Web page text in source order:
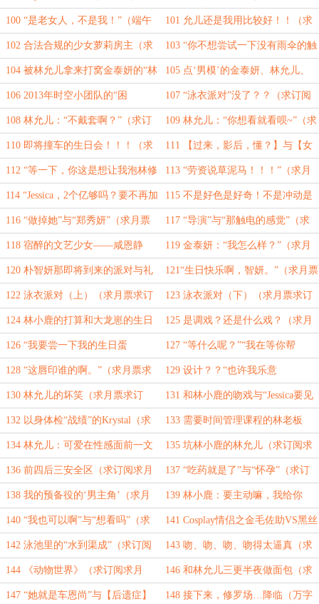
票）
100 “是老女人，不是我！”（端午
安康）
101 允儿还是我用比较好！！（求
月票求订阅）
102 合法合规的少女萝莉房主（求
月票）
103 “你不想尝试一下没有雨伞的触
觉吗？”（求月票）
104 被林允儿拿来打窝金泰妍的“林
修远”（求月票）
105 点‘男模’的金泰妍、林允儿、
李居丽、大龙崽（求订阅求月票）
106 2013年时空小团队的“困
扰”（求订阅求月票）
107 “泳衣派对”没了？？（求订阅
求月票）
108 林允儿：“不戴套啊？”（求订
阅求月票）
109 林允儿：“你想看就看呗~”（求
订阅求月票）
110 即将撞车的生日会！！！（求
订阅求月票）
111 【过来，影后，懂？】与【女
人味】（求月票求订阅）
112 “等一下，你这是想让我泡林修
远？”（求月票求订阅）
113 “劳资说草泥马！！！”（求月
票求订阅）
114 “Jessica，2个亿够吗？要不再加
点。”（求月票求订阅）
115 不是好色是好奇！不是冲动是
少年！！（求月票求订阅）
116 “做掉她”与“郑秀妍”（求月票
求订阅）
117 “导演”与“那触电的感觉”（求
月票求订阅）
118 宿醉的文艺少女——咸恩静
（求订阅求月票）
119 金泰妍：“我怎么样？”（求月
票求订阅）
120 朴智妍那即将到来的派对与礼
物（求月票求订阅）
121“生日快乐啊，智妍。”（求月票
求订阅）
122 泳衣派对（上）（求月票求订
阅）
123 泳衣派对（下）（求月票求订
阅）
124 林小鹿的打算和大龙崽的生日
礼物（求月票求订阅）
125 是调戏？还是什么戏？（求月
票求订阅）
126 “我要尝一下我的生日蛋
糕”（求月票求订阅）
127 “等什么呢？”“我在等你帮
我。”（求月票求订阅）
128 “这唇印谁的啊。”（求月票求
订阅）
129 设计？？“也许我乐意
呢！”（求月票求订阅）
130 林允儿的坏笑（求月票求订
阅）
131 和林小鹿的吻戏与“Jessica要见
你”（求月票求订阅）
132 以身体检“战绩”的Krystal（求
订阅求月票）
133 需要时间管理课程的林老板
（求订阅求月票）
134 林允儿：可爱在性感面前一文
不值！！！（求订阅求月票）
135 坑林小鹿的林允儿（求订阅求
月票）
136 前四后三安全区（求订阅求月
票）
137 “吃药就是了”与“怀孕”（求订
阅求月票）
138 我的预备役的‘男主角’（求月
票求订阅）
139 林小鹿：要主动嘛，我给你
（求订阅求月票）
140 “我也可以啊”与“想看吗”（求
订阅求月票）
141 Cosplay情侣之金毛佐助VS黑丝
兔女郎（求订阅求月票）
142 泳池里的“水到渠成”（求订阅
求月票）
143 吻、吻、吻、吻得太逼真（求
订阅求月票）
144 《动物世界》（求订阅求月
票）
146 和林允儿三更半夜做面包（求
订阅求月票）
147 “她就是车恩尚”与【后遗症】 148 接下来，修罗场…降临（万字